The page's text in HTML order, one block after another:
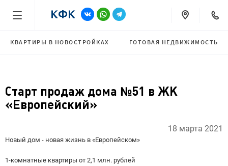
КВАРТИРЫ В НОВОСТРОЙКАХ ГОТОВАЯ НЕДВИЖИМОСТЬ
Старт продаж дома №51 в ЖК
«Европейский»
18 марта 2021
Новый дом - новая жизнь в «Европейском»
1-комнатные квартиры от 2,1 млн. рублей